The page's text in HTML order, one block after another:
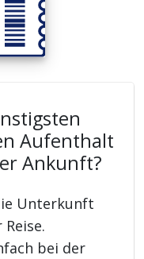
Aufenthalt
Ankunft?
Unterkunft
bei der